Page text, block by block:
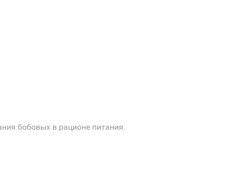
бобовых в рационе питания.